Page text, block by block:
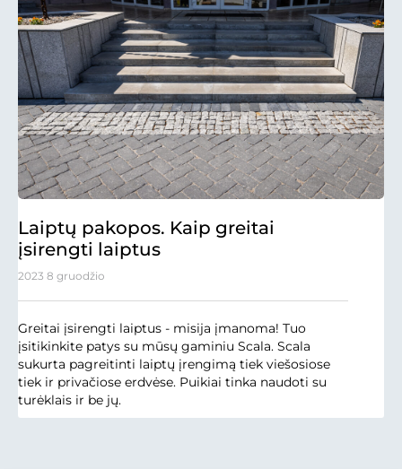
Laiptų pakopos. Kaip greitai
įsirengti laiptus
2023 8 gruodžio
Greitai įsirengti laiptus - misija įmanoma! Tuo
įsitikinkite patys su mūsų gaminiu Scala. Scala
sukurta pagreitinti laiptų įrengimą tiek viešosiose
tiek ir privačiose erdvėse. Puikiai tinka naudoti su
turėklais ir be jų.